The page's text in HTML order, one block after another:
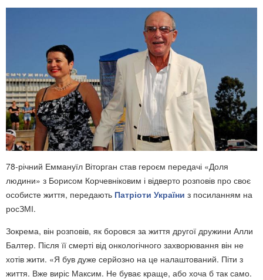
78-річний Еммануїл Віторган став героєм передачі «Доля
людини» з Борисом Корчевніковим і відверто розповів про своє
особисте життя, передають Патріоти України з посиланням на
росЗМІ.
Зокрема, він розповів, як боровся за життя другої дружини Алли
Балтер. Після її смерті від онкологічного захворювання він не
хотів жити. «Я був дуже серйозно на це налаштований. Піти з
життя. Вже виріс Максим. Не буває краще, або хоча б так само.